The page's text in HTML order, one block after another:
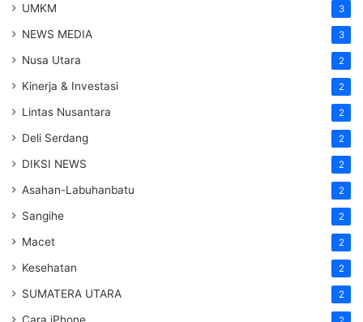
UMKM 3
NEWS MEDIA 3
Nusa Utara 2
Kinerja & Investasi 2
Lintas Nusantara 2
Deli Serdang 2
DIKSI NEWS 2
Asahan-Labuhanbatu 2
Sangihe 2
Macet 2
Kesehatan 2
SUMATERA UTARA 2
Cara iPhone